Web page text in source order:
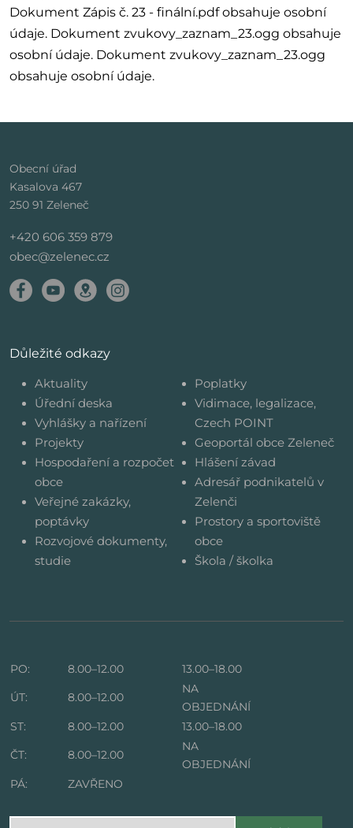
Dokument Zápis č. 23 - finální.pdf obsahuje osobní
údaje. Dokument zvukovy_zaznam_23.ogg obsahuje
osobní údaje. Dokument zvukovy_zaznam_23.ogg
obsahuje osobní údaje.
Obecní úřad
Kasalova 467
250 91 Zeleneč
+420 606 359 879
obec@zelenec.cz
Důležité odkazy
Aktuality
Úřední deska
Vyhlášky a nařízení
Projekty
Hospodaření a rozpočet
obce
Veřejné zakázky,
poptávky
Rozvojové dokumenty,
studie
Poplatky
Vidimace, legalizace,
Czech POINT
Geoportál obce Zeleneč
Hlášení závad
Adresář podnikatelů v
Zelenči
Prostory a sportoviště
obce
Škola / školka
PO: 8.00–12.00
13.00–18.00
ÚT:
8.00–12.00
NA
OBJEDNÁNÍ
ST:
8.00–12.00
13.00–18.00
ČT:
8.00–12.00
NA
OBJEDNÁNÍ
PÁ:
ZAVŘENO